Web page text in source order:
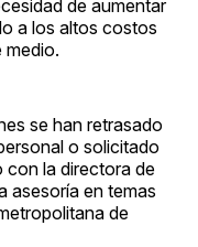
de aumentar
a los altos costos
medio.
se han retrasado
o solicitado
con la directora de
asesoría en temas
de